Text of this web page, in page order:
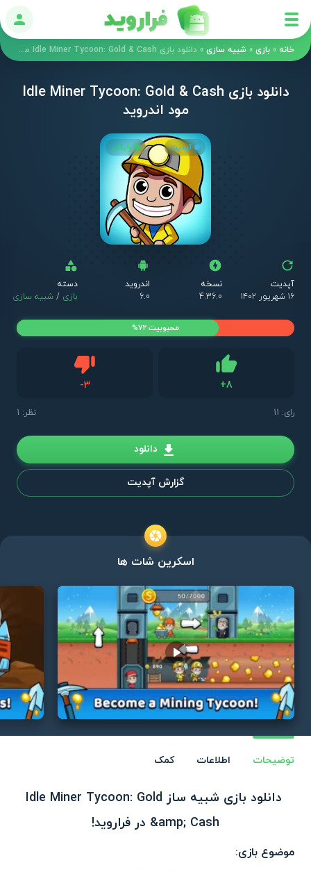
ورود
خانه » بازی » شبیه سازی » دانلود بازی Idle Miner Tycoon: Gold & Cash مود اندروید
دانلود بازی Idle Miner Tycoon: Gold & Cash
مود اندروید
آپدیت رایگان
آپدیت
۱۶ شهریور ۱۴۰۲
نسخه
4.36.0
اندروید
6.0
دسته
بازی / شبیه سازی
+8
-3دیس لایک
رای: 11 نظر: 1
محبوبیت 72%
دانلود
گزارش آپدیت
اسکرین شات ها
Play video
توضیحات اطلاعات کمک
دانلود بازی شبیه ساز Idle Miner Tycoon: Gold
&amp; Cash در فراروید!
موضوع بازی: